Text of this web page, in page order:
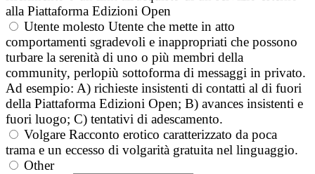
alla Piattaforma Edizioni Open
Utente molesto Utente che mette in atto
comportamenti sgradevoli e inappropriati che possono
turbare la serenità di uno o più membri della
community, perlopiù sottoforma di messaggi in privato.
Ad esempio: A) richieste insistenti di contatti al di fuori
della Piattaforma Edizioni Open; B) avances insistenti e
fuori luogo; C) tentativi di adescamento.
Volgare Racconto erotico caratterizzato da poca
trama e un eccesso di volgarità gratuita nel linguaggio.
Other